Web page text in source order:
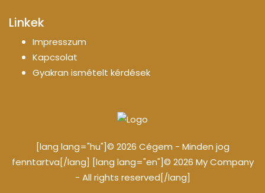
Linkek
Impresszum
Kapcsolat
Gyakran ismételt kérdések
[lang lang="hu"]© 2026 Cégem - Minden jog
fenntartva[/lang] [lang lang="en"]© 2026 My Company
- All rights reserved[/lang]